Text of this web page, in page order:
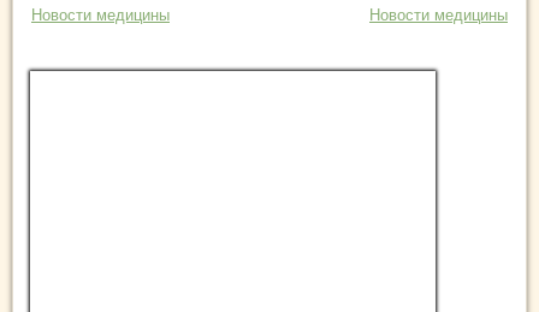
Новости медицины Новости медицины